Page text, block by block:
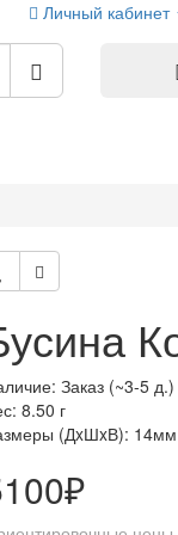
Личный кабинет
Заказ (~3-5 д.)
8.50 г
(ДxШxВ):